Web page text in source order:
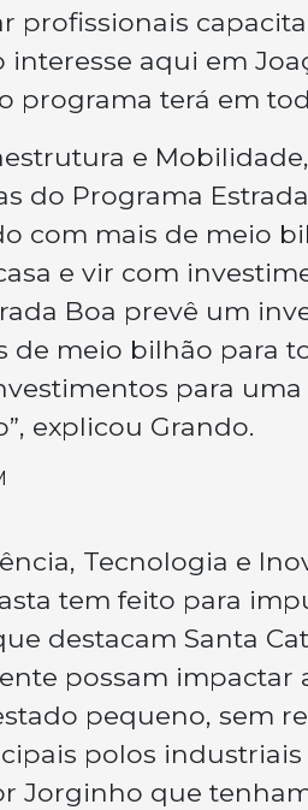
profissionais
interesse aqui em
programa terá em
e
do Programa
com mais de meio
e vir com
Boa prevê um
de meio bilhão para
para
explicou Grando.
Tecnologia e
tem feito para
destacam Santa
possam impactar
pequeno, sem
polos industriais
Jorginho que